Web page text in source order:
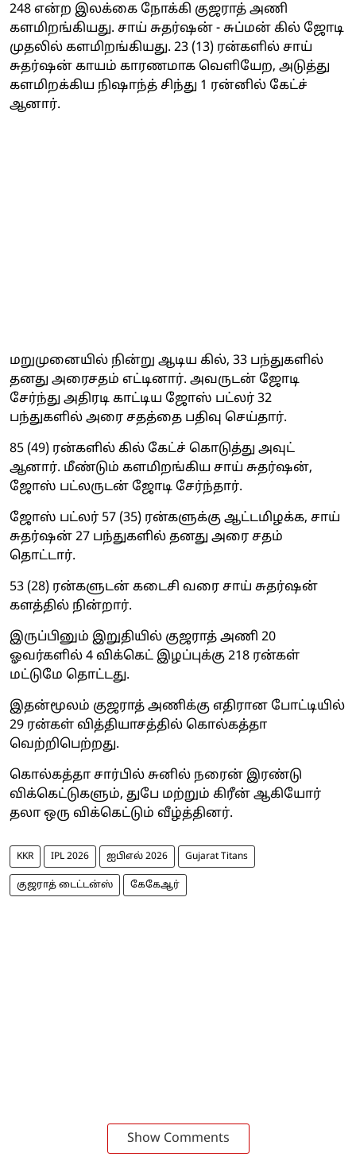
248 என்ற இலக்கை நோக்கி குஜராத் அணி
களமிறங்கியது. சாய் சுதர்ஷன் - சுப்மன் கில் ஜோடி
முதலில் களமிறங்கியது. 23 (13) ரன்களில் சாய்
சுதர்ஷன் காயம் காரணமாக வெளியேற, அடுத்து
களமிறக்கிய நிஷாந்த் சிந்து 1 ரன்னில் கேட்ச்
ஆனார்.
மறுமுனையில் நின்று ஆடிய கில், 33 பந்துகளில்
தனது அரைசதம் எட்டினார். அவருடன் ஜோடி
சேர்ந்து அதிரடி காட்டிய ஜோஸ் பட்லர் 32
பந்துகளில் அரை சதத்தை பதிவு செய்தார்.
85 (49) ரன்களில் கில் கேட்ச் கொடுத்து அவுட்
ஆனார். மீண்டும் களமிறங்கிய சாய் சுதர்ஷன்,
ஜோஸ் பட்லருடன் ஜோடி சேர்ந்தார்.
ஜோஸ் பட்லர் 57 (35) ரன்களுக்கு ஆட்டமிழக்க, சாய்
சுதர்ஷன் 27 பந்துகளில் தனது அரை சதம்
தொட்டார்.
53 (28) ரன்களுடன் கடைசி வரை சாய் சுதர்ஷன்
களத்தில் நின்றார்.
இருப்பினும் இறுதியில் குஜராத் அணி 20
ஓவர்களில் 4 விக்கெட் இழப்புக்கு 218 ரன்கள்
மட்டுமே தொட்டது.
இதன்மூலம் குஜராத் அணிக்கு எதிரான போட்டியில்
29 ரன்கள் வித்தியாசத்தில் கொல்கத்தா
வெற்றிபெற்றது.
கொல்கத்தா சார்பில் சுனில் நரைன் இரண்டு
விக்கெட்டுகளும், துபே மற்றும் கிரீன் ஆகியோர்
தலா ஒரு விக்கெட்டும் வீழ்த்தினர்.
KKR IPL 2026 ஐபிஎல் 2026 Gujarat Titans
குஜராத் டைட்டன்ஸ் கேகேஆர்
Show Comments